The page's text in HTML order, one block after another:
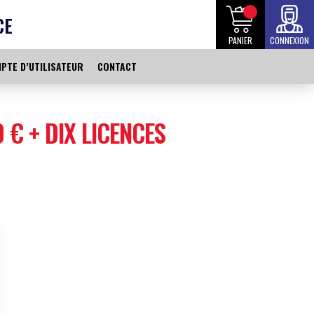
PANIER CONNEXION
D’UTILISATEUR CONTACT
€ + DIX LICENCES